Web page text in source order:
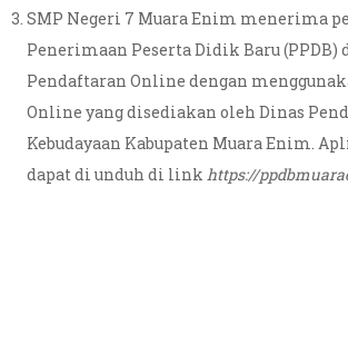
SMP Negeri 7 Muara Enim menerima
Penerimaan Peserta Didik Baru (PPDB)
Pendaftaran Online dengan
Online yang disediakan oleh Dinas
Kebudayaan Kabupaten Muara Enim.
dapat di unduh di linkhttps://